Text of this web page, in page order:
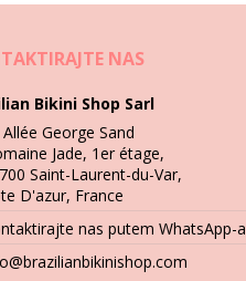
NAS
Bikini Shop Sarl
George Sand
Jade, 1er étage,
Saint-Laurent-du-Var,
D'azur, France
nas putem WhatsApp-a